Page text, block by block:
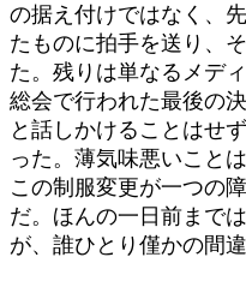
の据え付けではなく、
たものに拍手を送り、
た。残りは単なるメデ
総会で行われた最後の
と話しかけることはせ
った。薄気味悪いこと
この制服変更が一つの
だ。ほんの一日前まで
が、誰ひとり僅かの間